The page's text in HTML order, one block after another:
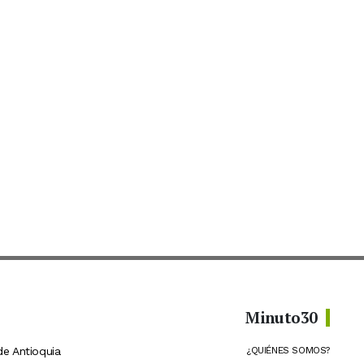
Antioquia
Minuto30
¿QUIÉNES SOMOS?